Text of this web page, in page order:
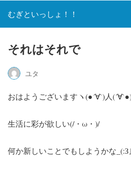
むぎといっしょ！！
それはそれで
ユタ
おはようございますヽ(●´∀`)人
生活に彩が欲しい(/・ω・)/
何か新しいことでもしようかな_(:З